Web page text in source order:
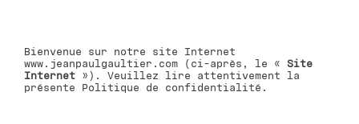
Bienvenue sur notre site Internet
www.jeanpaulgaultier.com (ci-après, le « Site
Internet »). Veuillez lire attentivement la
présente Politique de confidentialité.